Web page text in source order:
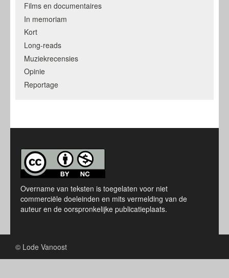
Films en documentaires
In memoriam
Kort
Long-reads
Muziekrecensies
Opinie
Reportage
Overname van teksten is toegelaten voor niet
commerciële doeleinden en mits vermelding van de
auteur en de oorspronkelijke publicatieplaats.
© Lode Vanoost